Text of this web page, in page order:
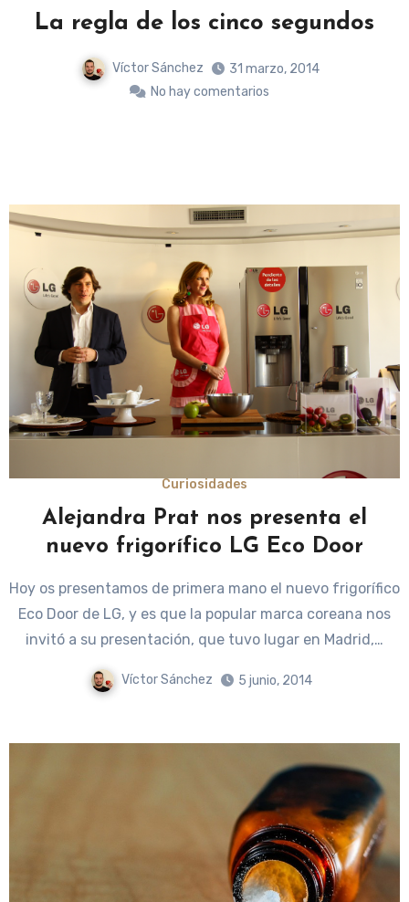
La regla de los cinco segundos
Víctor Sánchez
31 marzo, 2014
No hay comentarios
Curiosidades
Alejandra Prat nos presenta el
nuevo frigorífico LG Eco Door
Hoy os presentamos de primera mano el nuevo frigorífico
Eco Door de LG, y es que la popular marca coreana nos
invitó a su presentación, que tuvo lugar en Madrid,…
Víctor Sánchez 5 junio, 2014